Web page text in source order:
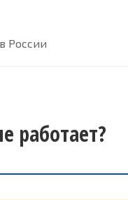
России
работает?